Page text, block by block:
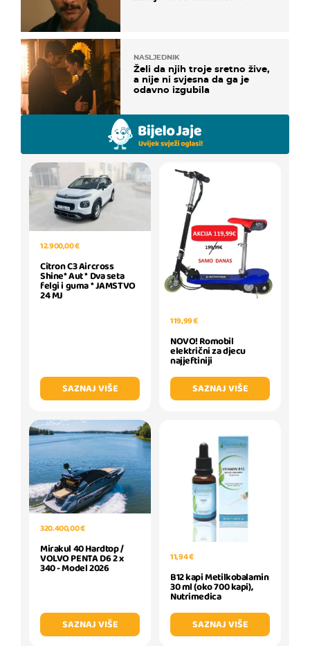
NASLJEDNIK
Želi da njih troje sretno žive,
a nije ni svjesna da ga je
odavno izgubila
12.900,00 €
Citron C3 Aircross
Shine* Aut * Dva seta
felgi i guma * JAMSTVO
24 MJ
SAZNAJ VIŠE
119,99 €
NOVO! Romobil
električni za djecu
najjeftiniji
SAZNAJ VIŠE
320.400,00 €
Mirakul 40 Hardtop /
VOLVO PENTA D6 2 x
340 - Model 2026
SAZNAJ VIŠE
11,94 €
B12 kapi Metilkobalamin
30 ml (oko 700 kapi),
Nutrimedica
SAZNAJ VIŠE